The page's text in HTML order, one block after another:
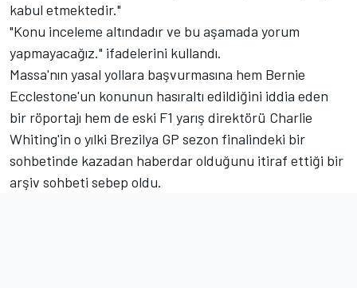
kabul etmektedir."
"Konu inceleme altındadır ve bu aşamada yorum
yapmayacağız." ifadelerini kullandı.
Massa'nın yasal yollara başvurmasına hem Bernie
Ecclestone'un konunun hasıraltı edildiğini iddia eden
bir röportajı hem de eski F1 yarış direktörü Charlie
Whiting'in o yılki Brezilya GP sezon finalindeki bir
sohbetinde kazadan haberdar olduğunu itiraf ettiği bir
arşiv sohbeti sebep oldu.